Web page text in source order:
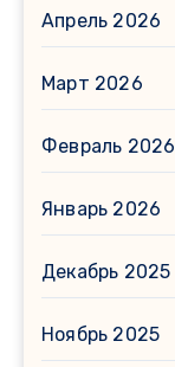
Апрель 2026
Март 2026
Февраль 2026
Январь 2026
Декабрь 2025
Ноябрь 2025